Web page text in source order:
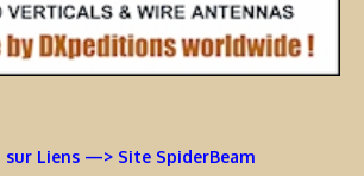
sur Liens —> Site SpiderBeam